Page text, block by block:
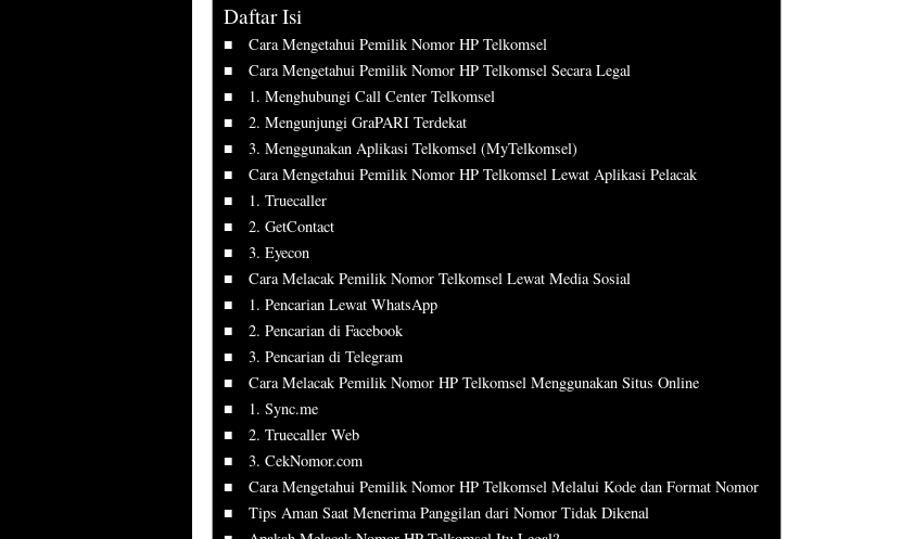
Daftar Isi
Cara Mengetahui Pemilik Nomor HP Telkomsel
Cara Mengetahui Pemilik Nomor HP Telkomsel Secara Legal
1. Menghubungi Call Center Telkomsel
2. Mengunjungi GraPARI Terdekat
3. Menggunakan Aplikasi Telkomsel (MyTelkomsel)
Cara Mengetahui Pemilik Nomor HP Telkomsel Lewat Aplikasi Pelacak
1. Truecaller
2. GetContact
3. Eyecon
Cara Melacak Pemilik Nomor Telkomsel Lewat Media Sosial
1. Pencarian Lewat WhatsApp
2. Pencarian di Facebook
3. Pencarian di Telegram
Cara Melacak Pemilik Nomor HP Telkomsel Menggunakan Situs Online
1. Sync.me
2. Truecaller Web
3. CekNomor.com
Cara Mengetahui Pemilik Nomor HP Telkomsel Melalui Kode dan Format Nomor
Tips Aman Saat Menerima Panggilan dari Nomor Tidak Dikenal